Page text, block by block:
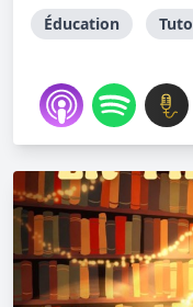
Éducation Tuto